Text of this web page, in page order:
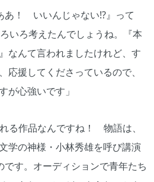
！ いいんじゃない!?』って
いろ考えたんでしょうね。『本
んて言われましたけれど、す
応援してくださっているので、
が心強いです」
る作品なんですね！ 物語は、
学の神様・小林秀雄を呼び講演
す。オーディションで青年たち